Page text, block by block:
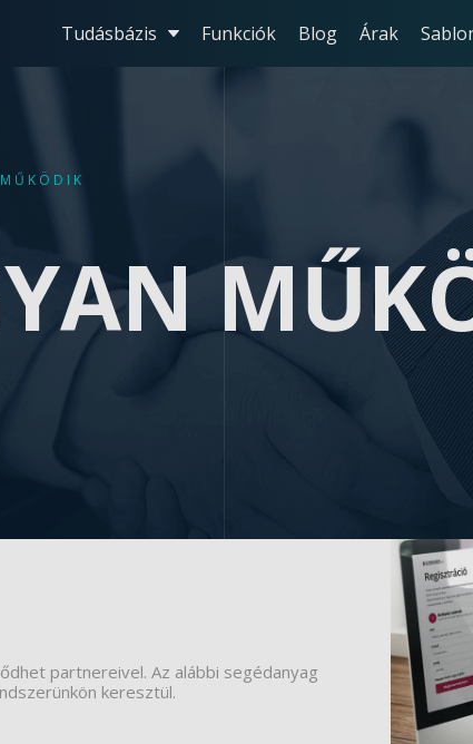
Tudásbázis Funkciók Blog Árak
partnereivel. Az alábbi segédanyag
keresztül.